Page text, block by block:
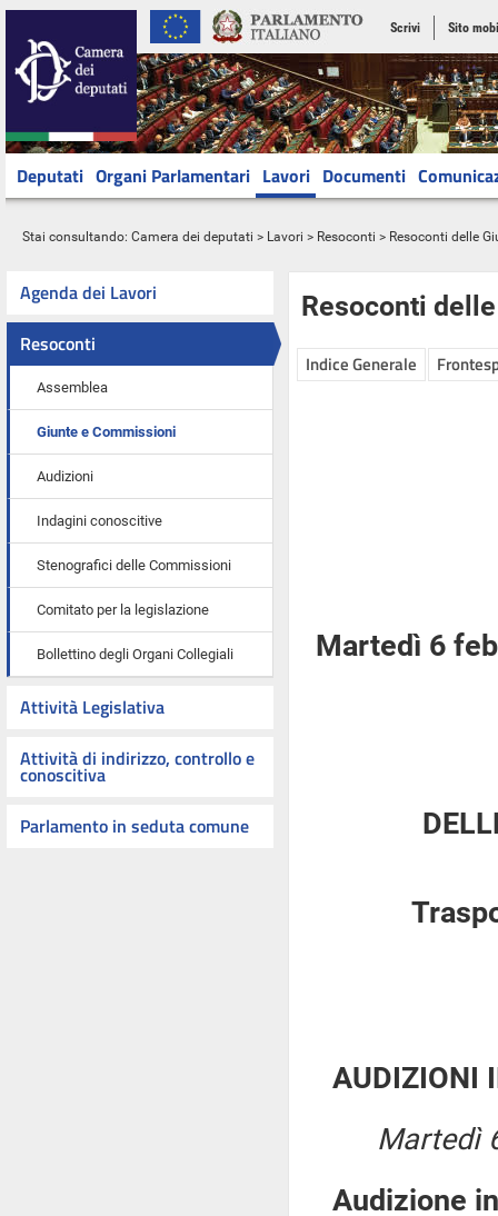
Scrivi Sito
Deputati Organi Parlamentari Lavori Documenti
Stai consultando: Camera dei deputati > Lavori > Resoconti > Resoconti delle
Agenda dei Lavori
Resoconti
Assemblea
Giunte e Commissioni
Audizioni
Indagini conoscitive
Stenografici delle Commissioni
Comitato per la legislazione
Bollettino degli Organi Collegiali
Attività Legislativa
Attività di indirizzo, controllo e
conoscitiva
Parlamento in seduta comune
Resoconti
Indice Generale
Martedì 6
AUDIZIONI
Martedì
Audizione